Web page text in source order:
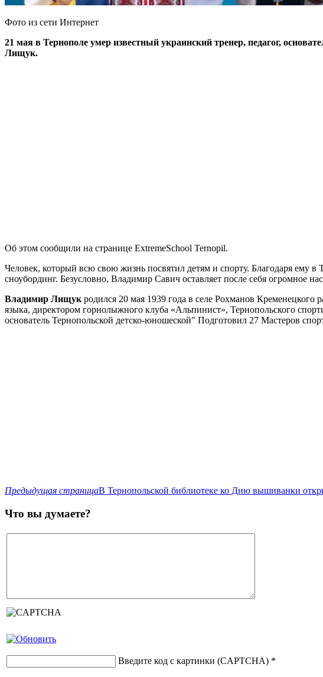
Фото из сети Интернет
21 мая в Тернополе умер известный украинский тренер, педагог,
Лищук.
Об этом сообщили на странице ExtremeSchool Ternopil.
Человек, который всю свою жизнь посвятил детям и спорту. Благодаря ему
сноубординг. Безусловно, Владимир Савич оставляет после себя огромное
Владимир Лищукродился 20 мая 1939 года в селе Рохманов Кременецкого
языка, директором горнолыжного клуба «Альпинист», Тернопольского
основатель Тернопольской детско-юношеской" Подготовил 27 Мастеров
Предыдущая страницаВ Тернопольской библиотеке ко Дню вышиванки
Что вы думаете?
Введите код с картинки (CAPTCHA) *